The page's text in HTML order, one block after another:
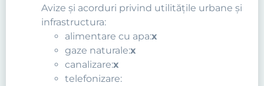
Avize şi acorduri privind utilităţile urbane şi
infrastructura:
alimentare cu apa:x
gaze naturale:x
canalizare:x
telefonizare: